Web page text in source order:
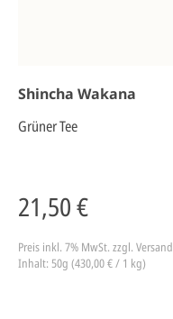
Shincha Wakana
Grüner Tee
21,50 €
Preis inkl. 7% MwSt. zzgl. Versand
Inhalt: 50g (430,00 € / 1 kg)